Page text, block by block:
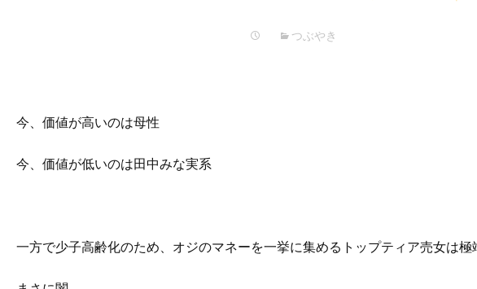
つぶやき
今、価値が高いのは母性
今、価値が低いのは田中みな実系
一方で少子高齢化のため、オジのマネーを一挙に集めるトップティア売女は極